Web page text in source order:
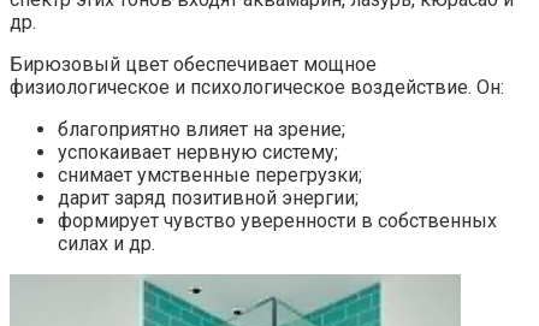
др.
Бирюзовый цвет обеспечивает мощное
физиологическое и психологическое воздействие. Он:
благоприятно влияет на зрение;
успокаивает нервную систему;
снимает умственные перегрузки;
дарит заряд позитивной энергии;
формирует чувство уверенности в собственных
силах и др.